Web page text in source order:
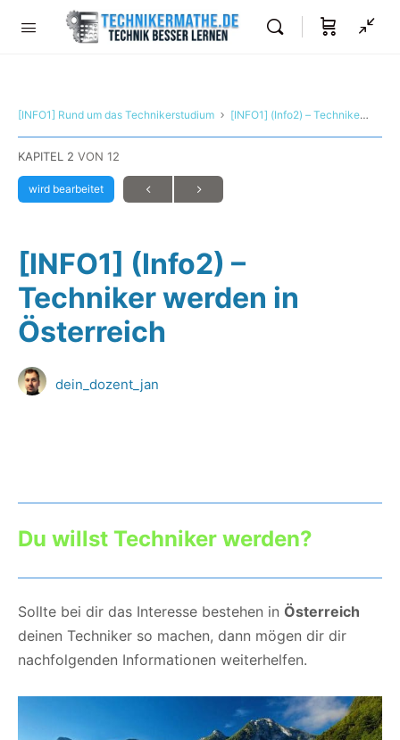
[INFO1] Rund um das Technikerstudium [INFO1] (Info2) – Techniker werden in Österreich
KAPITEL 2 VON 12
wird bearbeitet
[INFO1] (Info2) –
Techniker werden in
Österreich
dein_dozent_jan
Du willst Techniker werden?
Sollte bei dir das Interesse bestehen in Österreich
deinen Techniker so machen, dann mögen dir dir
nachfolgenden Informationen weiterhelfen.